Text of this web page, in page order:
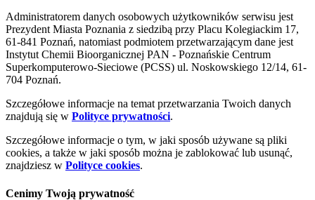
Administratorem danych osobowych użytkowników serwisu jest
Prezydent Miasta Poznania z siedzibą przy Placu Kolegiackim 17,
61-841 Poznań, natomiast podmiotem przetwarzającym dane jest
Instytut Chemii Bioorganicznej PAN - Poznańskie Centrum
Superkomputerowo-Sieciowe (PCSS) ul. Noskowskiego 12/14, 61-
704 Poznań.
Szczegółowe informacje na temat przetwarzania Twoich danych
znajdują się w Polityce prywatności.
Szczegółowe informacje o tym, w jaki sposób używane są pliki
cookies, a także w jaki sposób można je zablokować lub usunąć,
znajdziesz w Polityce cookies.
Cenimy Twoją prywatność